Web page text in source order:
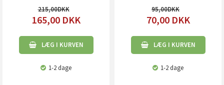
215,00
165,00 DKK
LÆG I KURVEN
1-2 dage
95,00
70,00 DKK
LÆG I KURVEN
1-2 dage